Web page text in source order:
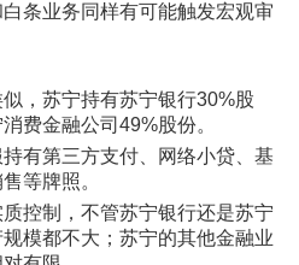
条业务同样有可能触发宏观审
，苏宁持有苏宁银行30%股
费金融公司49%股份。
有第三方支付、网络小贷、基
等牌照。
控制，不管苏宁银行还是苏宁
模都不大；苏宁的其他金融业